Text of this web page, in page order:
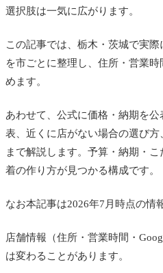
選択肢は一気に広がります。
この記事では、栃木・茨城で実
を市ごとに整理し、住所・営業時
めます。
あわせて、公式に価格・納期を
表、近くに店がない場合の選び
まで解説します。予算・納期・
着の作り方が見つかる構成です。
なお本記事は2026年7月時点の情
店舗情報（住所・営業時間・
は変わることがあります。